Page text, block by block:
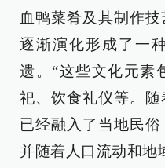
血鸭菜肴及其制作
逐渐演化形成了一
遗。“这些文化元素
祀、饮食礼仪等。
已经融入了当地民俗
并随着人口流动和地